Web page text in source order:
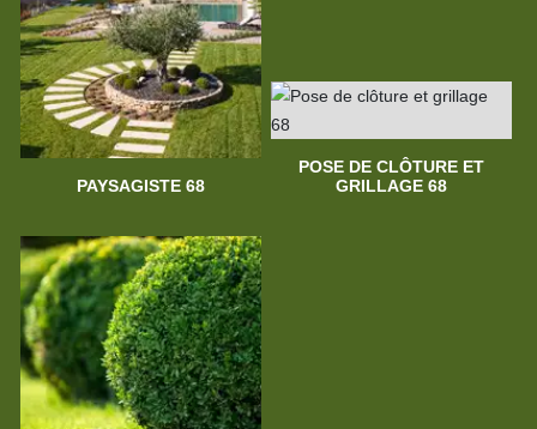
PAYSAGISTE 68
POSE DE CLÔTURE ET
GRILLAGE 68